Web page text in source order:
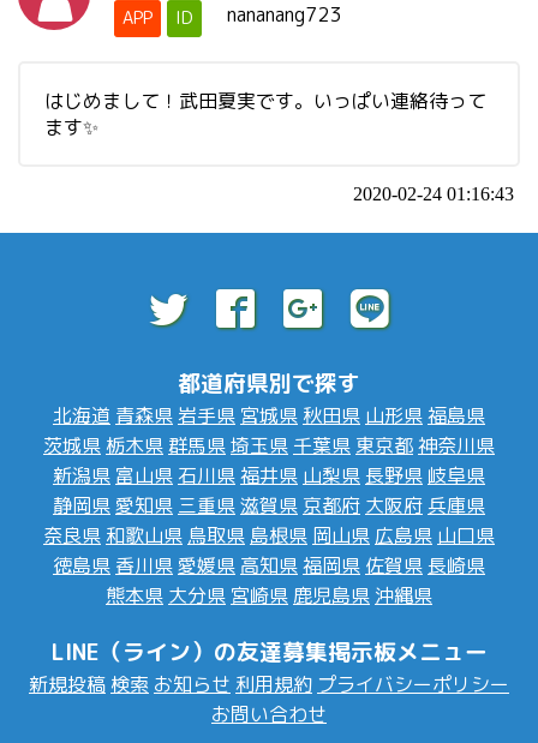
APP ID nananang723
はじめまして！武田夏実です。いっぱい連絡待って
ます✨
2020-02-24 01:16:43
都道府県別で探す
北海道 青森県 岩手県 宮城県 秋田県 山形県福島県
茨城県 栃木県群馬県埼玉県 千葉県 東京都神奈川県
新潟県 富山県 石川県福井県 山梨県 長野県 岐阜県
静岡県愛知県 三重県滋賀県 京都府 大阪府 兵庫県
奈良県 和歌山県 鳥取県 島根県 岡山県 広島県 山口県
徳島県 香川県愛媛県 高知県福岡県 佐賀県 長崎県
熊本県 大分県 宮崎県 鹿児島県 沖縄県
LINE（ライン）の友達募集掲示板メニュー
新規投稿 検索 お知らせ 利用規約 プライバシーポリシー
お問い合わせ